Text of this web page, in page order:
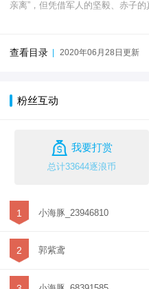
亲离”，但凭借军人的坚毅、赤子
查看目录 2020年06月28日更新
粉丝互动
 我要打赏
总计33644逐浪币
1 小海豚_23946810
2 郭紫鸢